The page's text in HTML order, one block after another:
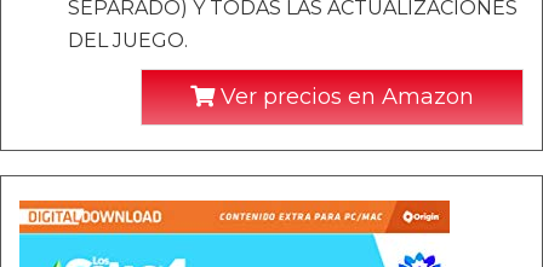
SEPARADO) Y TODAS LAS ACTUALIZACIONES
DEL JUEGO.
Ver precios en Amazon